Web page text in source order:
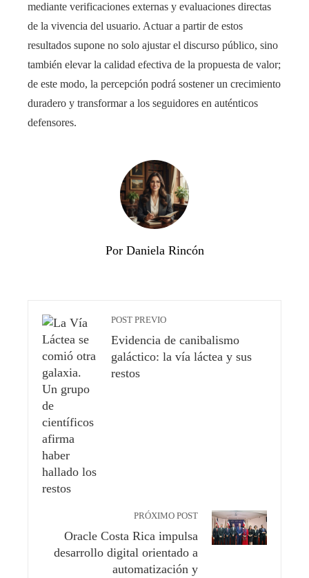
mediante verificaciones externas y evaluaciones directas
de la vivencia del usuario. Actuar a partir de estos
resultados supone no solo ajustar el discurso público, sino
también elevar la calidad efectiva de la propuesta de valor;
de este modo, la percepción podrá sostener un crecimiento
duradero y transformar a los seguidores en auténticos
defensores.
Por Daniela Rincón
POST PREVIO
Evidencia de canibalismo
galáctico: la vía láctea y sus
restos
PRÓXIMO POST
Oracle Costa Rica impulsa
desarrollo digital orientado a
automatización y